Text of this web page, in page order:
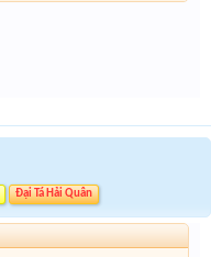
Đại Tá Hải Quân